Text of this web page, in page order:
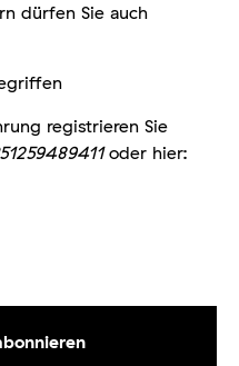
dürfen Sie auch
registrieren Sie
oder hier: